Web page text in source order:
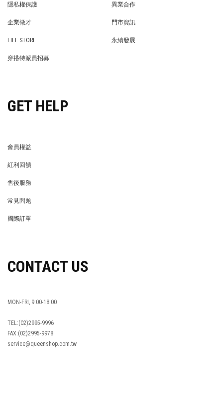
隱私權保護
異業合作
企業徵才
門市資訊
LIFE STORE
永續發展
穿搭特派員招募
GET HELP
會員權益
紅利回饋
售後服務
常見問題
國際訂單
CONTACT US
MON-FRI, 9:00-18:00
TEL:(02)2995-9996
FAX:(02)2995-9978
service@queenshop.com.tw